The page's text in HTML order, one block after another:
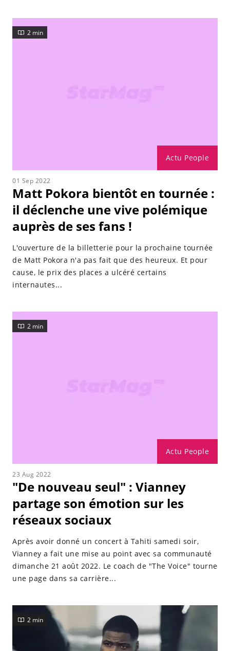
concurrents du sud.
Actu People
2 min
01 Sep 2022
Matt Pokora bientôt en tournée :
il déclenche une vive polémique
auprès de ses fans !
L'ouverture de la billetterie pour la prochaine tournée
de Matt Pokora n'a pas fait que des heureux. Et pour
cause, le prix des places a ulcéré certains
internautes...
Actu People
2 min
23 Aug 2022
"De nouveau seul" : Vianney
partage son émotion sur les
réseaux sociaux
Après avoir donné un concert à Tahiti samedi soir,
Vianney a fait une mise au point avec sa communauté
dimanche 21 août 2022. Le coach de "The Voice" tourne
une page dans sa carrière...
2 min